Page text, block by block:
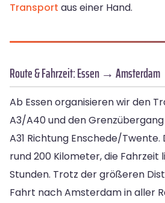
Transport aus einer Hand.
Route & Fahrzeit: Essen → Amsterdam
Ab Essen organisieren wir den
A3/A40 und den
A31 Richtung Enschede/
rund 200 Kilometer, die Fahrzeit
Stunden. Trotz der größeren
Fahrt nach Amsterdam in aller